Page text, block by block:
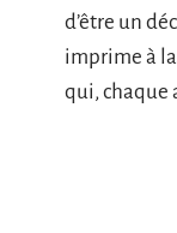
d’être un
imprime à
qui, chaque